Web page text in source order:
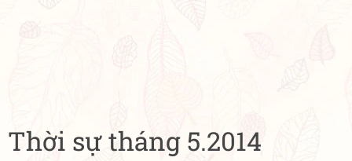
Thời sự tháng 5.2014